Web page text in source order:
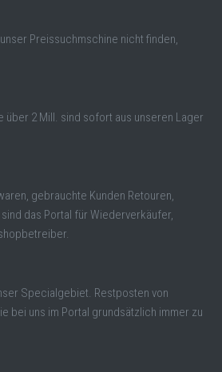
Preissuchmschine nicht finden,
über 2 Mill. sind sofort aus unseren Lager
gebrauchte Kunden Retouren,
das Portal für Wiederverkäufer,
Specialgebiet. Restposten von
bei uns im Portal grundsätzlich immer zu